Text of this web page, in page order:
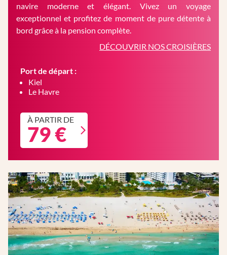
navire moderne et élégant. Vivez un voyage
exceptionnel et profitez de moment de pure détente à
bord grâce à la pension complète.
DÉCOUVRIR NOS CROISIÈRES
Port de départ :
Kiel
Le Havre
À PARTIR DE
79 €